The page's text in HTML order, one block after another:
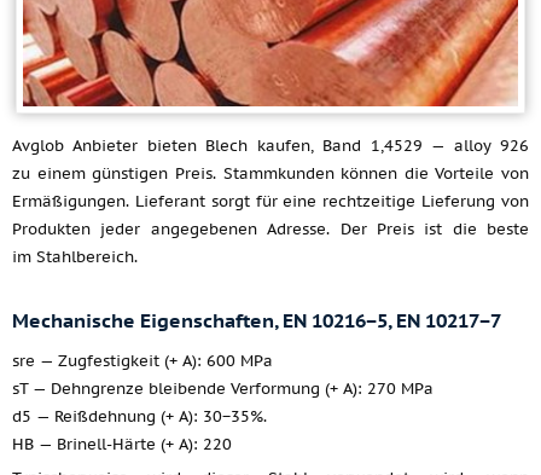
Avglob Anbieter bieten Blech kaufen, Band 1,4529 — alloy 926
zu einem günstigen Preis. Stammkunden können die Vorteile von
Ermäßigungen. Lieferant sorgt für eine rechtzeitige Lieferung von
Produkten jeder angegebenen Adresse. Der Preis ist die beste
im Stahlbereich.
Mechanische Eigenschaften, EN 10216−5, EN 10217−7
sre — Zugfestigkeit (+ A): 600 MPa
sT — Dehngrenze bleibende Verformung (+ A): 270 MPa
d5 — Reißdehnung (+ A): 30−35%.
HB — Brinell-Härte (+ A): 220